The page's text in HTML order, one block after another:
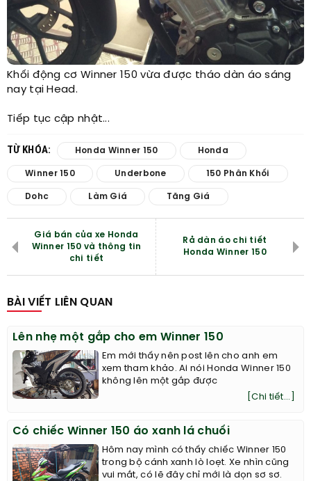
Khối động cơ Winner 150 vừa được tháo dàn áo sáng
nay tại Head.​
Tiếp tục cập nhật...
TỪ KHÓA: Honda Winner 150 Honda
Winner 150 Underbone 150 Phân Khối
Dohc Làm Giá Tăng Giá
Giá bán của xe Honda
Winner 150 và thông tin
chi tiết
Rả dàn áo chi tiết
Honda Winner 150
BÀI VIẾT LIÊN QUAN
Lên nhẹ một gắp cho em Winner 150
Em mới thấy nên post lên cho anh em
xem tham khảo. Ai nói Honda Winner 150
không lên một gắp được
[Chi tiết...]
Có chiếc Winner 150 áo xanh lá chuối
Hôm nay mình có thấy chiếc Winner 150
trong bộ cánh xanh lò loẹt. Xe nhìn cũng
vui mắt, có lẽ đây chỉ mới là dọn sơ sơ.